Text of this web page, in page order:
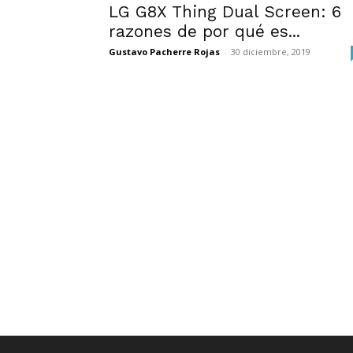
LG G8X Thing Dual Screen: 6
razones de por qué es...
Gustavo Pacherre Rojas - 30 diciembre, 2019